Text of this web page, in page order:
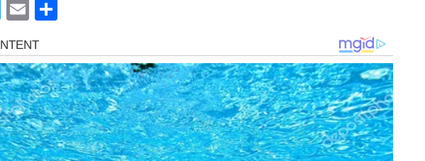
T
itt
er
E
ai
l
ar
e